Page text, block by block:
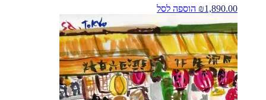
₪1,890.00 הוספה לסל